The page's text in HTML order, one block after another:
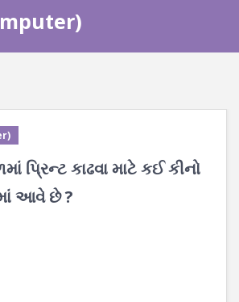
પ્રિન્ટ કાઢવા માટે કઈ કીનો
આવે છે ?